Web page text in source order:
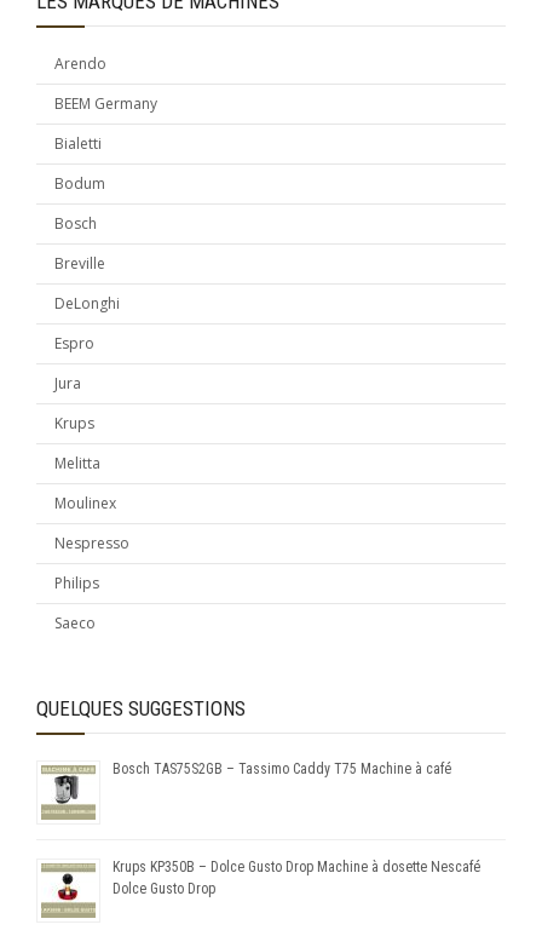
Arendo
BEEM Germany
Bialetti
Bodum
Bosch
Breville
DeLonghi
Espro
Jura
Krups
Melitta
Moulinex
Nespresso
Philips
Saeco
QUELQUES SUGGESTIONS
Bosch TAS75S2GB – Tassimo Caddy T75 Machine à café
Krups KP350B – Dolce Gusto Drop Machine à dosette Nescafé
Dolce Gusto Drop